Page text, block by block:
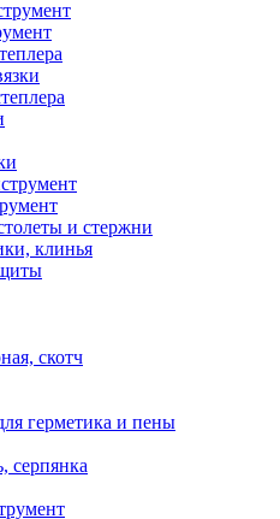
и стержни
клинья
скотч
герметика и пены
серпянка